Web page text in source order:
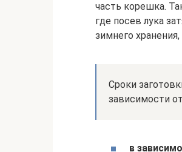
часть корешка.
где посев лука
зимнего
Сроки
зависимости
в